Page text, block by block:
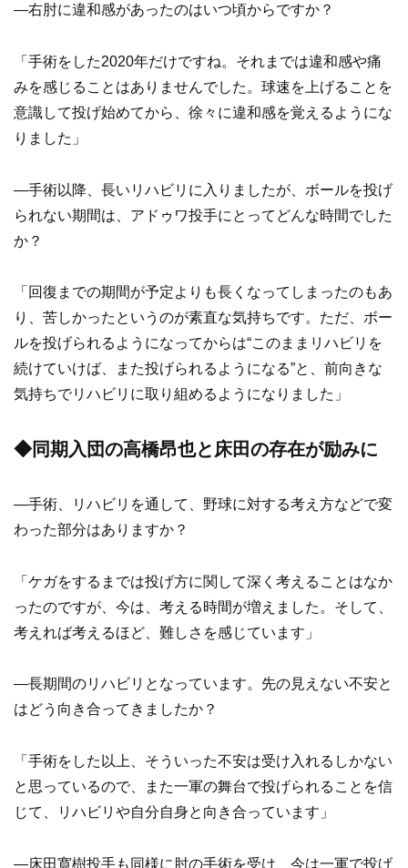
―右肘に違和感があったのはいつ頃からですか？
「手術をした2020年だけですね。それまでは違和感や痛
みを感じることはありませんでした。球速を上げることを
意識して投げ始めてから、徐々に違和感を覚えるようにな
りました」
―手術以降、長いリハビリに入りましたが、ボールを投げ
られない期間は、アドゥワ投手にとってどんな時間でした
か？
「回復までの期間が予定よりも長くなってしまったのもあ
り、苦しかったというのが素直な気持ちです。ただ、ボー
ルを投げられるようになってからは“このままリハビリを
続けていけば、また投げられるようになる”と、前向きな
気持ちでリハビリに取り組めるようになりました」
◆同期入団の高橋昂也と床田の存在が励みに
―手術、リハビリを通して、野球に対する考え方などで変
わった部分はありますか？
「ケガをするまでは投げ方に関して深く考えることはなか
ったのですが、今は、考える時間が増えました。そして、
考えれば考えるほど、難しさを感じています」
―長期間のリハビリとなっています。先の見えない不安と
はどう向き合ってきましたか？
「手術をした以上、そういった不安は受け入れるしかない
と思っているので、また一軍の舞台で投げられることを信
じて、リハビリや自分自身と向き合っています」
―床田寛樹投手も同様に肘の手術を受け、今は一軍で投げ